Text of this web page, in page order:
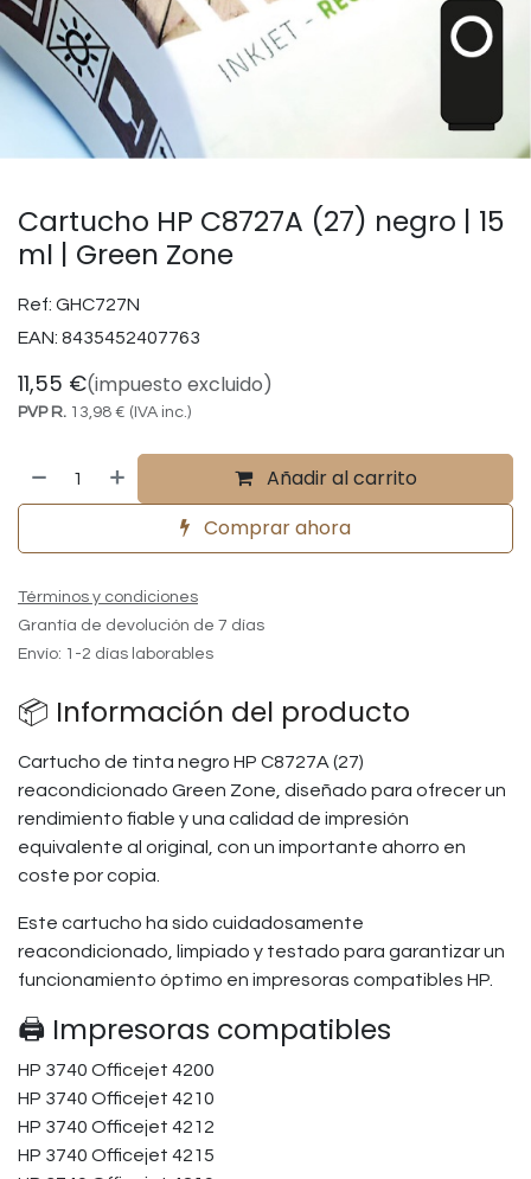
Cartucho HP C8727A (27) negro | 15
ml | Green Zone
Ref: GHC727N
EAN: 8435452407763
11,55 €(impuesto excluido)
PVP R. 13,98 € (IVA inc.)
Añadir al carrito
Comprar ahora
Términos y condiciones
Grantía de devolución de 7 días
Envío: 1-2 días laborables
📦 Información del producto
Cartucho de tinta negro HP C8727A (27)
reacondicionado Green Zone, diseñado para ofrecer un
rendimiento fiable y una calidad de impresión
equivalente al original, con un importante ahorro en
coste por copia.
Este cartucho ha sido cuidadosamente
reacondicionado, limpiado y testado para garantizar un
funcionamiento óptimo en impresoras compatibles HP.
🖨️ Impresoras compatibles
HP 3740 Officejet 4200
HP 3740 Officejet 4210
HP 3740 Officejet 4212
HP 3740 Officejet 4215